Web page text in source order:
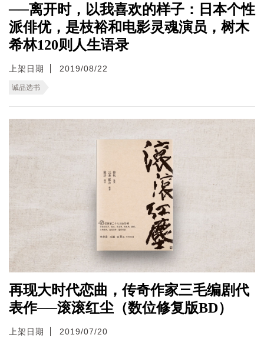
──离开时，以我喜欢的样子：日本个性
派俳优，是枝裕和电影灵魂演员，树木
希林120则人生语录
上架日期 2019/08/22
诚品选书
再现大时代恋曲，传奇作家三毛编剧代
表作──滚滚红尘（数位修复版BD）
上架日期 2019/07/20